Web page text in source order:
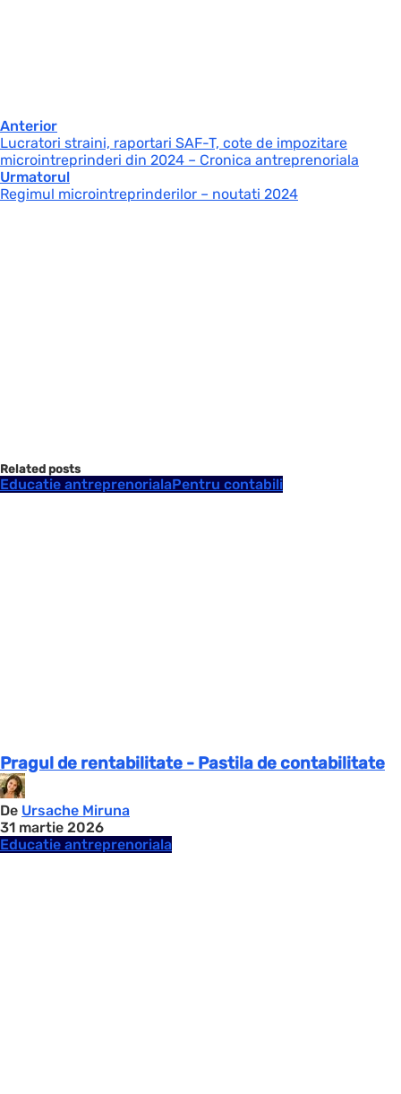
Anterior
Lucratori straini, raportari SAF-T, cote de impozitare
microintreprinderi din 2024 – Cronica antreprenoriala
Urmatorul
Regimul microintreprinderilor – noutati 2024
Related posts
Educatie antreprenorialaPentru contabili
Pragul de rentabilitate - Pastila de contabilitate
De Ursache Miruna
31 martie 2026
Educatie antreprenoriala